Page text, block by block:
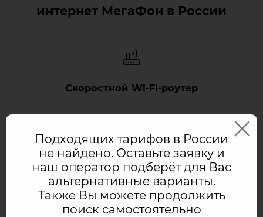
интернет МегаФон в России
Скоростной Wi‑Fi‑роутер
бесконечных поисках подходящего
роутера для подключения к сети
интернет – мы предоставим его сами!
Подберем наиболее подходящий,
установим и подключим!
Подходящих тарифов в России
не найдено. Оставьте заявку и
наш оператор подберёт для Вас
альтернативные варианты.
Также Вы можете продолжить
поиск самостоятельно